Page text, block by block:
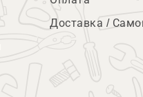
Доставка /